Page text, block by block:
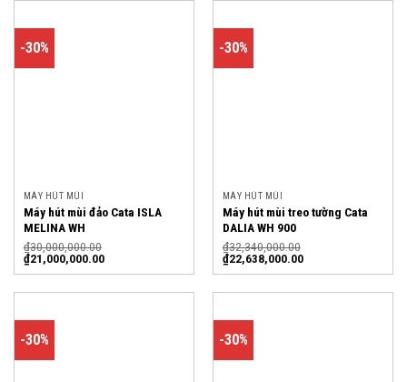
-30%
MÁY HÚT MÙI
Máy hút mùi đảo Cata ISLA
MELINA WH
₫30,000,000.00
₫21,000,000.00
-30%
MÁY HÚT MÙI
Máy hút mùi treo tường Cata
DALIA WH 900
₫32,340,000.00
₫22,638,000.00
-30% -30%